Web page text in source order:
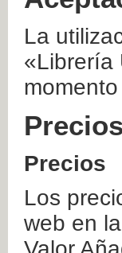
La
«Librería
Precios
Los
web en